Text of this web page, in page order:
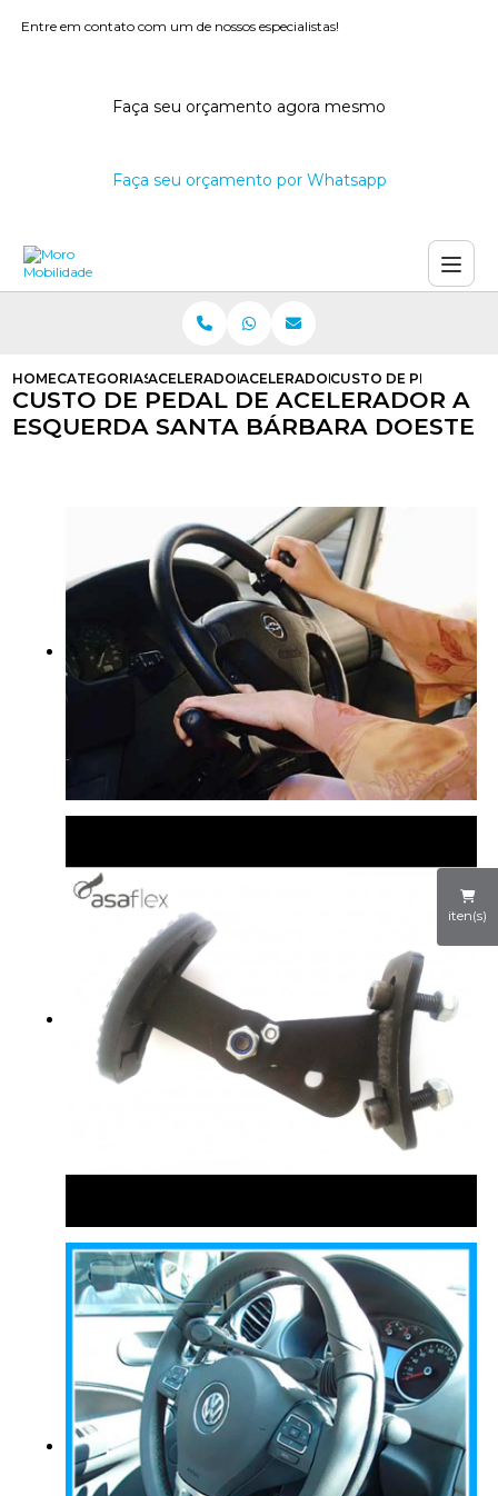
Entre em contato com um de nossos especialistas!
Faça seu orçamento agora mesmo
Faça seu orçamento por Whatsapp
iten(s)
HOMECATEGORIASACELERADORES A ESQUERDA
ACELERADOR A ESQUERDA
CUSTO DE PEDAL DE
CUSTO DE PEDAL DE ACELERADOR A
ESQUERDA SANTA BÁRBARA DOESTE